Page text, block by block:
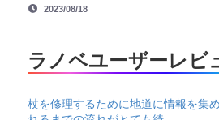
2023/08/18
ラノベユーザーレビ
杖を修理するために地道に情報を集